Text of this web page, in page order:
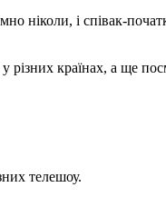
ніколи, і співак-
країнах, а ще
телешоу.